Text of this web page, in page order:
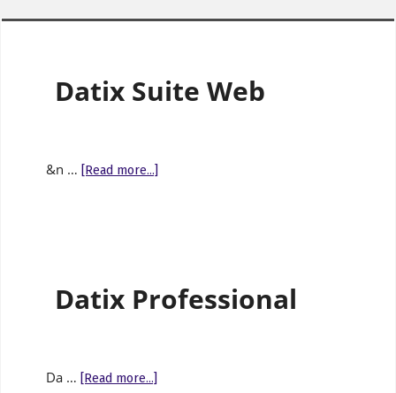
Datix Suite Web
&n … [Read more...]
Datix Professional
Da … [Read more...]